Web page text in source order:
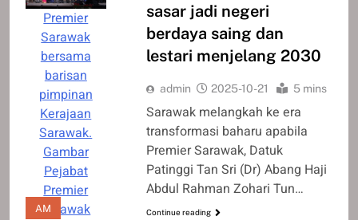
Premier
Sarawak
bersama
barisan
pimpinan
Kerajaan
Sarawak.
Gambar
Pejabat
Premier
Sarawak
AM
sasar jadi negeri
berdaya saing dan
lestari menjelang 2030
admin 2025-10-21 5 mins
Sarawak melangkah ke era
transformasi baharu apabila
Premier Sarawak, Datuk
Patinggi Tan Sri (Dr) Abang Haji
Abdul Rahman Zohari Tun…
Continue reading